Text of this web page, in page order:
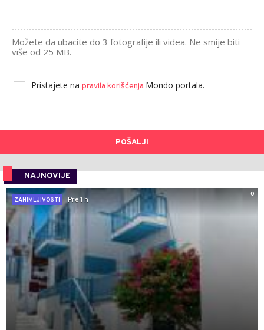
Možete da ubacite do 3 fotografije ili videa. Ne smije biti
više od 25 MB.
Pristajete na pravila korišćenja Mondo portala.
POŠALJI
NAJNOVIJE
0
ZANIMLJIVOSTI
Pre 1 h